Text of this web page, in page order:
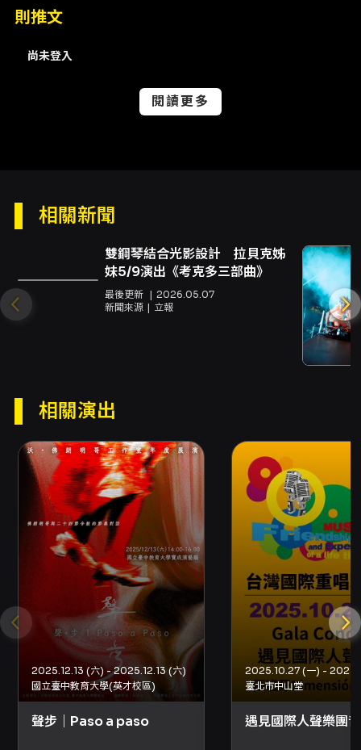
devoted to bringing classical music into
concert features Spanish musical style
Ravel, Chabrier, Moszkovski with their
tunes.
演出曲目：
夏布里耶：管弦樂狂想曲《西班牙》
拉威爾：《西班牙狂想曲》
M. Ravel:Rapsodie Espagnole
比才：《卡門》幻想曲
G. Bizet/arr. G. Anderson:
CarmenFantasy
莫什科夫斯基：五首西班牙舞曲，作品12
M. Moszkowski: 5 Spanish Dances, Op. 12
莫什科夫斯基：《西班牙相簿》，作品21
M. Moszkowski:Album Espagnol , Op. 21
法雅：兩首西班牙舞曲，選自歌劇《短暫的人
生》
則推文
尚未登入
閱讀更多
相關新聞
雙鋼琴結合光影設計 拉貝克姊
妹5/9演出《考克多三部曲》
最後更新
2026.05.07
新聞來源
立報
相關演出
2025.12.13 (六) - 2025.12.13 (六)
國立臺中教育大學(英才校區)
聲步｜Paso a paso
2025.10.27 (一) -
臺北市中山堂
遇見國際人聲樂團